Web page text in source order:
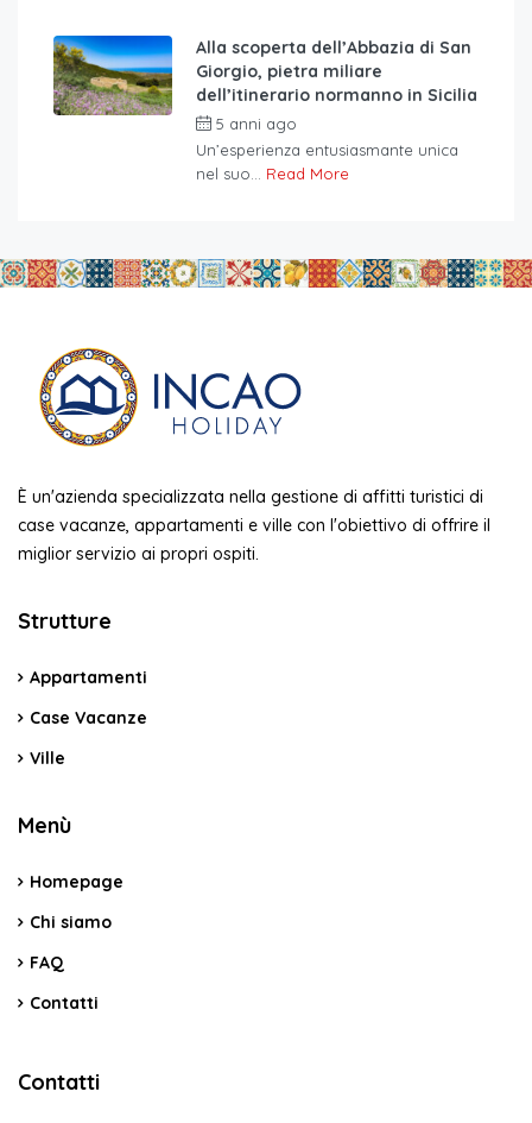
Alla scoperta dell’Abbazia di San
Giorgio, pietra miliare
dell’itinerario normanno in Sicilia
5 anni ago
Un’esperienza entusiasmante unica
nel suo... Read More
È un'azienda specializzata nella gestione di affitti turistici di
case vacanze, appartamenti e ville con l'obiettivo di offrire il
miglior servizio ai propri ospiti.
Strutture
Appartamenti
Case Vacanze
Ville
Menù
Homepage
Chi siamo
FAQ
Contatti
Contatti